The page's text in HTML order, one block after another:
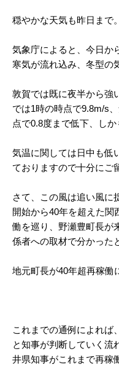
穏やかな天気も昨日まで。
気象庁によると、今日か
寒気が流れ込み、冬型の
敦賀では既に夜半から強
では1時の時点で9.8m/s
点で0.8度まで低下、し
気温に関しては日中も低
ておりますので十分にご
さて、この風は追い風に
開始から40年を超えた関
働を巡り、野瀬豊町長が
係者への取材で分かった
地元町長が40年超再稼働
これまでの通例によれば
と知事が判断していく流
井県知事がこれまで再稼